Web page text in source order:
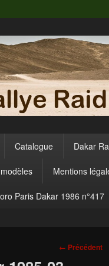
Catalogue Dakar
Mentions
Paris Dakar 1986 n°417
Navigation
← Précédent